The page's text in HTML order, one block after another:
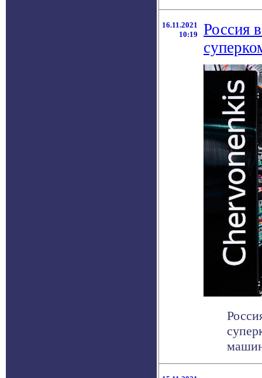
16.11.2021
10:19
Россия